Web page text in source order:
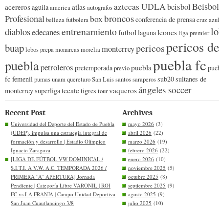
acererosaguilaamericaatlasautografosaztecas UDLAbeisbolBeisbol
Profesionalbelleza futboleraboxbroncosconferencia de prensacruz azul
diablosedecanesentrenamientofutbollagunaleonesliga premier
buaplobos prepamonarcas moreliamonterreypericospericos de
pueblapetroleros pretemporadapreviopueblapuebla fc
fc femenilpumas unamqueretaroSan Luissantossaraperossub20sultanes de
monterreysuperligatecatetigres tourvaquerosángeles soccer
Recent Post
Universidad del Deporte del Estado de Puebla
(UDEP), impulsa una estrategia integral de
formación y desarrollo | Estadio Olímpico
Ignacio Zaragoza
[LIGA DE FÚTBOL VW DOMINICAL /
S.I.T.I. A V.W. A.C. TEMPORADA 2026 /
PRIMERA “A” APERTURA] Jornada
Pendiente | Categoría Libre VARONIL | ROI
FC vs LA FRANJA | Campo Unidad Deportiva
San Juan Cuautlancingo 3/8
Archives
mayo 2026 (3)
abril 2026 (22)
marzo 2026 (19)
febrero 2026 (22)
enero 2026 (10)
noviembre 2025 (5)
octubre 2025 (8)
septiembre 2025 (9)
agosto 2025 (9)
julio 2025 (10)